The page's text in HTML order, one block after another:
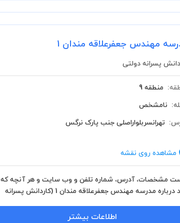
مهندس جعفرعلاقه مندان 1
پسرانه دولتی
منطقه 9
نامشخص
تهرانسربلواراصلی جنب پارک نرگس
مشاهده روی نقشه
مشخصات، آدرس، شماره تلفن و وب سایت و هر آنچه که
باید درباره مدرسه مهندس جعفرعلاقه مندان 1 (کاردانش پسرانه
اطلاعات بیشتر